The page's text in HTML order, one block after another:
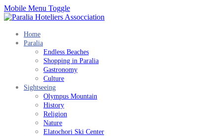
Mobile Menu Toggle
Home
Paralia
Endless Beaches
Shopping in Paralia
Gastronomy
Culture
Sightseeing
Olympus Mountain
History
Religion
Nature
Elatochori Ski Center